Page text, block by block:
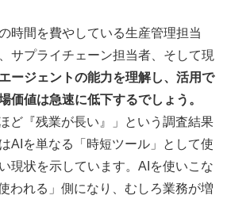
時間を費やしている生産管理担当
サプライチェーン担当者、そして現
ージェントの能力を理解し、活用で
価値は急速に低下するでしょう。
ど『残業が長い』」という調査結果
AIを単なる「時短ツール」として使
現状を示しています。AIを使いこな
われる」側になり、むしろ業務が増